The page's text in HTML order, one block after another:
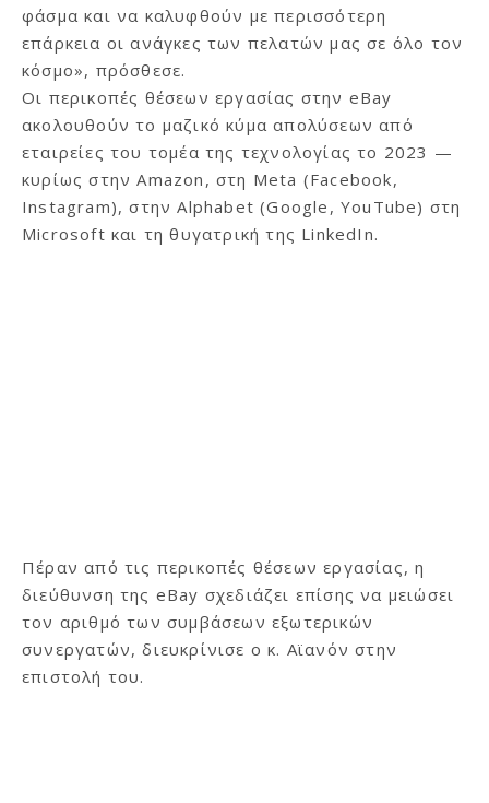
φάσμα και να καλυφθούν με περισσότερη
επάρκεια οι ανάγκες των πελατών μας σε όλο τον
κόσμο», πρόσθεσε.
Οι περικοπές θέσεων εργασίας στην eBay
ακολουθούν το μαζικό κύμα απολύσεων από
εταιρείες του τομέα της τεχνολογίας το 2023 —
κυρίως στην Amazon, στη Meta (Facebook,
Instagram), στην Alphabet (Google, YouTube) στη
Microsoft και τη θυγατρική της LinkedIn.
Πέραν από τις περικοπές θέσεων εργασίας, η
διεύθυνση της eBay σχεδιάζει επίσης να μειώσει
τον αριθμό των συμβάσεων εξωτερικών
συνεργατών, διευκρίνισε ο κ. Αϊανόν στην
επιστολή του.